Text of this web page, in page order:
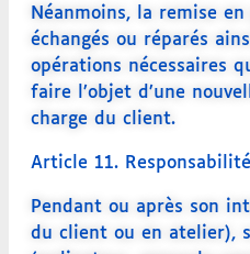
Néanmoins, la remise
échangés ou réparés
opérations nécessaires
faire l’objet d’une
charge du client.
Article 11.
Pendant ou après son
du client ou en atelier),